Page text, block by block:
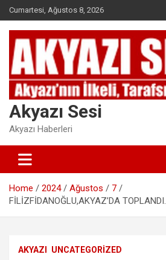
Skip
to
content
Cumartesi, Ağustos 8, 2026
Akyazı Sesi
Akyazı Haberleri
Home 2024 Ağustos
7
FİLİZFİDANOĞLU,AKYAZ’DA TOPLANDI.
AKYAZI UNCATEGORIZED